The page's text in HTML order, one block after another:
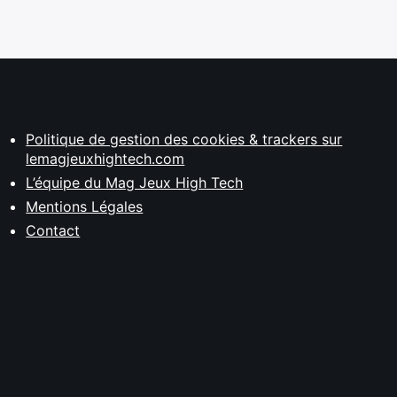
Politique de gestion des cookies & trackers sur
lemagjeuxhightech.com
L’équipe du Mag Jeux High Tech
Mentions Légales
Contact